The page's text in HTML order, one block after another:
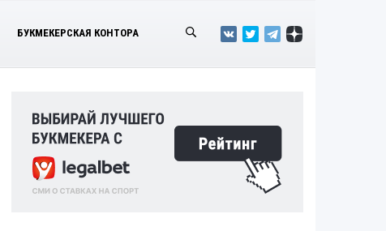
БУКМЕКЕРСКАЯ КОНТОРА